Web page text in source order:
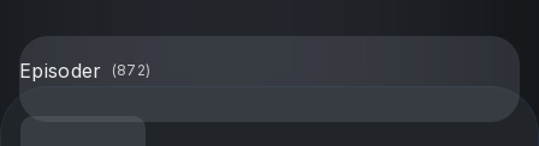
Episoder (872)